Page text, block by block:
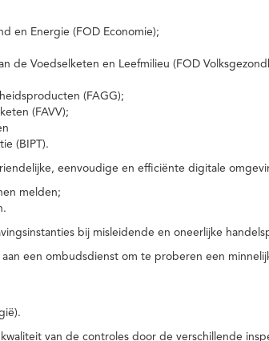
en Energie (FOD Economie);
de Voedselketen en Leefmilieu (FOD
(FAGG);
(FAVV);
(BIPT).
eenvoudige en efficiënte digitale
melden;
bij misleidende en oneerlijke
een ombudsdienst om te proberen een
van de controles door de verschillende